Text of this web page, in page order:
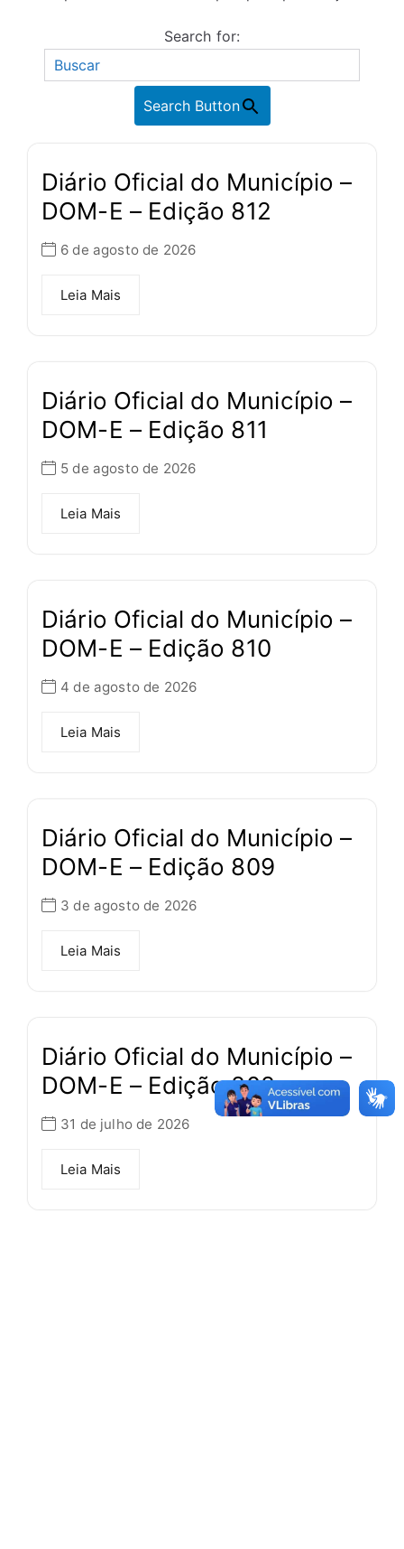
Search for:
Search Button
Diário Oficial do Município –
DOM-E – Edição 812
6 de agosto de 2026
Leia Mais
Diário Oficial do Município –
DOM-E – Edição 811
5 de agosto de 2026
Leia Mais
Diário Oficial do Município –
DOM-E – Edição 810
4 de agosto de 2026
Leia Mais
Diário Oficial do Município –
DOM-E – Edição 809
3 de agosto de 2026
Leia Mais
Diário Oficial do Município –
DOM-E – Edição 808
31 de julho de 2026
Leia Mais